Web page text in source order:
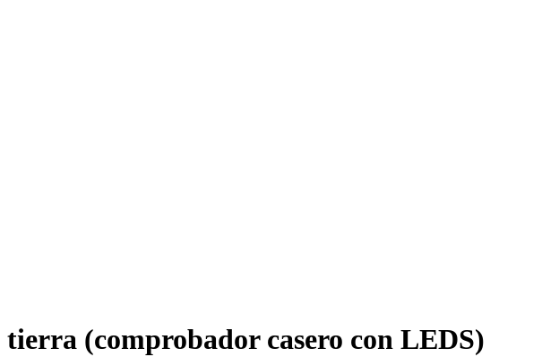
(comprobador casero con LEDS)